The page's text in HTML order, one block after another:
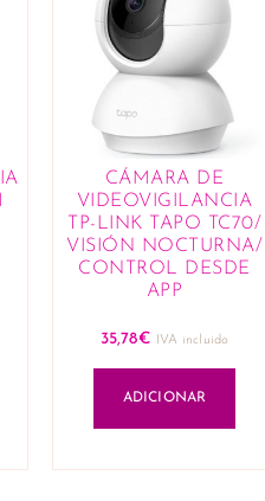
CÁMARA DE
VIDEOVIGILANCIA
TP-LINK TAPO TC70/
VISIÓN NOCTURNA/
CONTROL DESDE
APP
35,78€ IVA incluido
ADICIONAR